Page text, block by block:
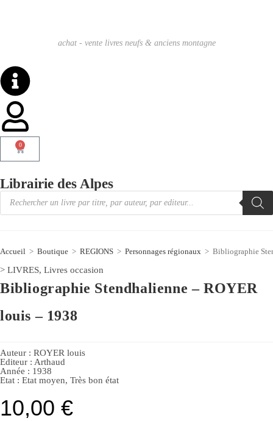
achat - vente livres neufs & anciens montagne
0
Librairie des Alpes
Accueil > Boutique > REGIONS > Personnages régionaux > Bibliographie
> LIVRES, Livres occasion
Bibliographie Stendhalienne – ROYER
louis – 1938
Auteur : ROYER louis
Editeur : Arthaud
Année : 1938
Etat : Etat moyen, Très bon état
10,00 €